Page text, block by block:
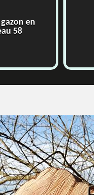
en
58